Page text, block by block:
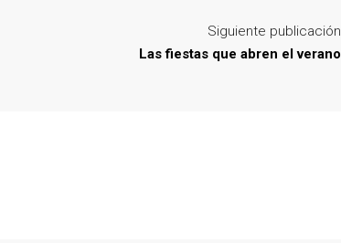
Siguiente publicación
Las fiestas que abren el verano